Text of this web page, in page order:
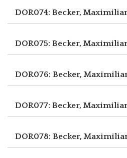
DOR074: Becker,
DOR075: Becker,
DOR076: Becker,
DOR077: Becker,
DOR078: Becker,